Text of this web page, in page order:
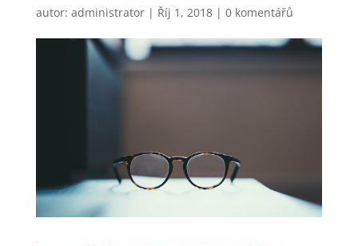
autor: administrator| Říj 1, 2018| 0 komentářů